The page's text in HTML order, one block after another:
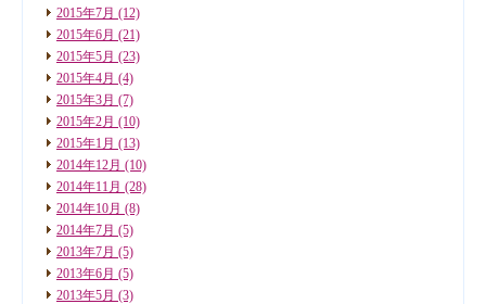
2015年7月 (12)
2015年6月 (21)
2015年5月 (23)
2015年4月 (4)
2015年3月 (7)
2015年2月 (10)
2015年1月 (13)
2014年12月 (10)
2014年11月 (28)
2014年10月 (8)
2014年7月 (5)
2013年7月 (5)
2013年6月 (5)
2013年5月 (3)